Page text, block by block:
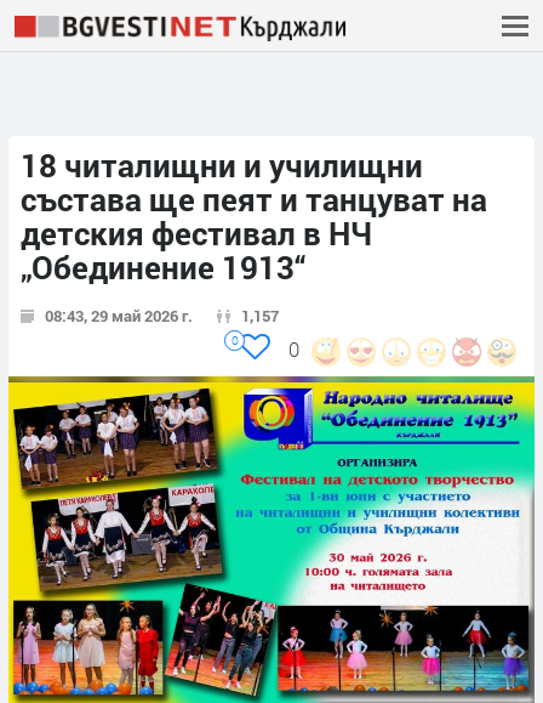
18 читалищни и училищни
състава ще пеят и танцуват на
дeтския фестивал в НЧ
„Обединение 1913“
08:43, 29 май 2026 г. 1,157
0
0